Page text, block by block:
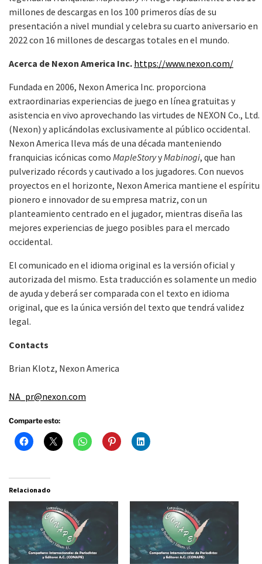
millones de descargas en los 100 primeros días de su
presentación a nivel mundial y celebra su cuarto aniversario en
2022 con 16 millones de descargas totales en el mundo.
Acerca de Nexon America Inc. https://www.nexon.com/
Fundada en 2006, Nexon America Inc. proporciona
extraordinarias experiencias de juego en línea gratuitas y
asistencia en vivo aprovechando las virtudes de NEXON Co., Ltd.
(Nexon) y aplicándolas exclusivamente al público occidental.
Nexon America lleva más de una década manteniendo
franquicias icónicas como MapleStoryyMabinogi, que han
pulverizado récords y cautivado a los jugadores. Con nuevos
proyectos en el horizonte, Nexon America mantiene el espíritu
pionero e innovador de su empresa matriz, con un
planteamiento centrado en el jugador, mientras diseña las
mejores experiencias de juego posibles para el mercado
occidental.
El comunicado en el idioma original es la versión oficial y
autorizada del mismo. Esta traducción es solamente un medio
de ayuda y deberá ser comparada con el texto en idioma
original, que es la única versión del texto que tendrá validez
legal.
Contacts
Brian Klotz, Nexon America
NA_pr@nexon.com
Comparte esto:
Relacionado